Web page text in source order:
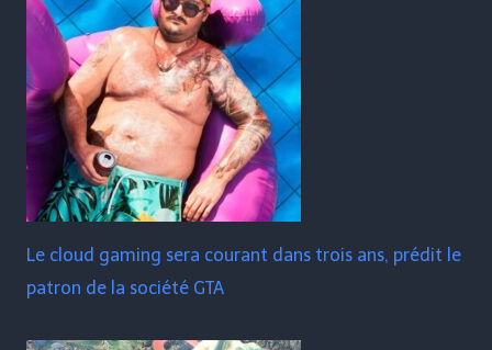
Le cloud gaming sera courant dans trois ans, prédit le
patron de la société GTA